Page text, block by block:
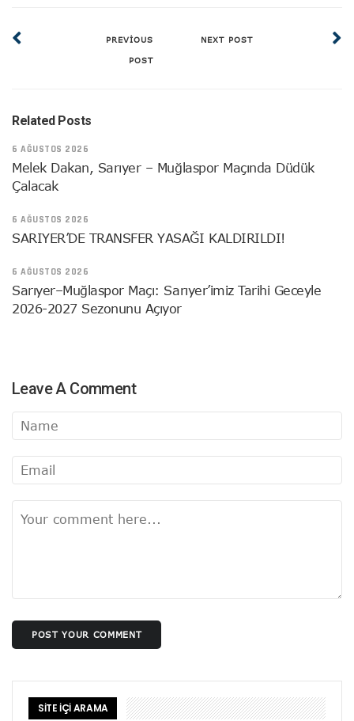
PREVIOUS
POST
NEXT POST
Related Posts
6 AĞUSTOS 2026
Melek Dakan, Sarıyer – Muğlaspor Maçında Düdük
Çalacak
6 AĞUSTOS 2026
SARIYER’DE TRANSFER YASAĞI KALDIRILDI!
6 AĞUSTOS 2026
Sarıyer–Muğlaspor Maçı: Sarıyer’imiz Tarihi Geceyle
2026-2027 Sezonunu Açıyor
Leave A Comment
POST YOUR COMMENT
SİTE İÇİ ARAMA